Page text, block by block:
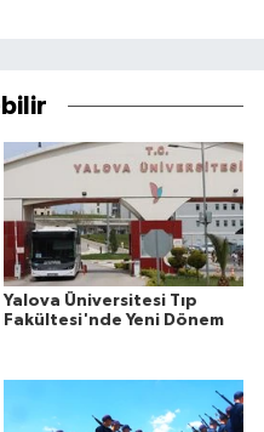
Yalova Üniversitesi Tıp
Fakültesi'nde Yeni Dönem